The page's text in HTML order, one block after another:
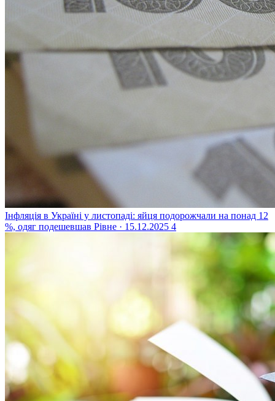
Інфляція в Україні у листопаді: яйця подорожчали на понад 12
%, одяг подешевшав Рівне · 15.12.2025 4